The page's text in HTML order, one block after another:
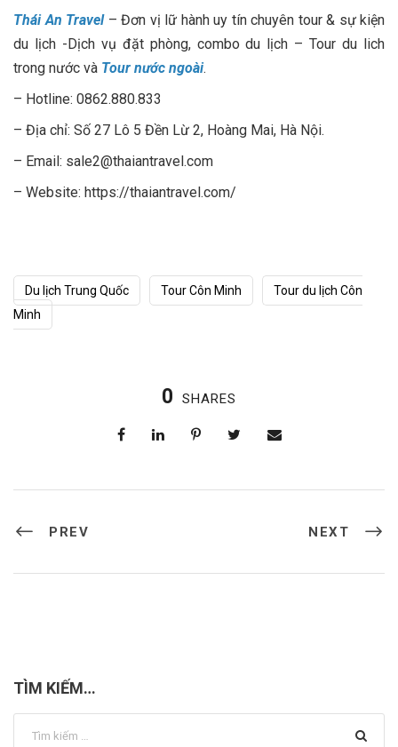
Thái An Travel– Đơn vị lữ hành uy tín chuyên tour & sự kiện
du lịch -Dịch vụ đặt phòng, combo du lịch – Tour du lich
trong nước và Tour nước ngoài.
– Hotline: 0862.880.833
– Địa chỉ: Số 27 Lô 5 Đền Lừ 2, Hoàng Mai, Hà Nội.
– Email: sale2@thaiantravel.com
– Website: https://thaiantravel.com/
Du lịch Trung Quốc Tour Côn Minh
Tour du lịch Côn
Minh
0 SHARES
PREV NEXT
TÌM KIẾM…